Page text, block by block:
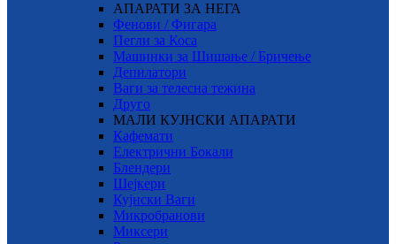
АПАРАТИ ЗА НЕГА
Фенови / Фигара
Пегли за Коса
Машинки за Шишање / Бричење
Депилатори
Ваги за телесна тежина
Друго
МАЛИ КУЈНСКИ АПАРАТИ
Кафемати
Електрични Бокали
Блендери
Шејкери
Кујнски Ваги
Микробранови
Миксери